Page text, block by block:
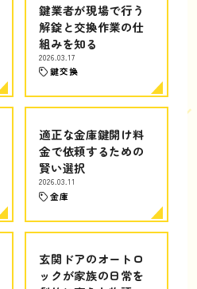
鍵業者が現場で行う
解錠と交換作業の仕
組みを知る
2026.03.17
鍵交換
適正な金庫鍵開け料
金で依頼するための
賢い選択
2026.03.11
金庫
玄関ドアのオートロ
ックが家族の日常を